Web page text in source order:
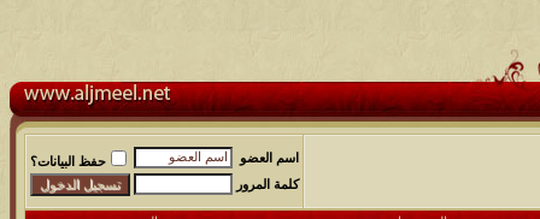
اسم العضو
حفظ البيانات؟
كلمة المرور